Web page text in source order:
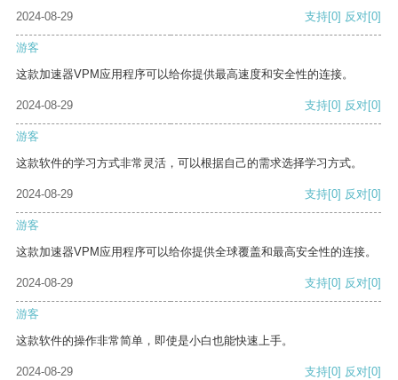
2024-08-29 支持[0] 反对[0]
游客
这款加速器VPM应用程序可以给你提供最高速度和安全性的连接。
2024-08-29 支持[0] 反对[0]
游客
这款软件的学习方式非常灵活，可以根据自己的需求选择学习方式。
2024-08-29 支持[0] 反对[0]
游客
这款加速器VPM应用程序可以给你提供全球覆盖和最高安全性的连接。
2024-08-29 支持[0] 反对[0]
游客
这款软件的操作非常简单，即使是小白也能快速上手。
2024-08-29 支持[0] 反对[0]